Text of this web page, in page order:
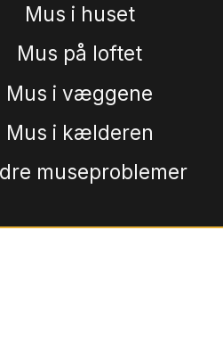
Mus i huset
Mus på loftet
Mus i væggene
Mus i kælderen
museproblemer